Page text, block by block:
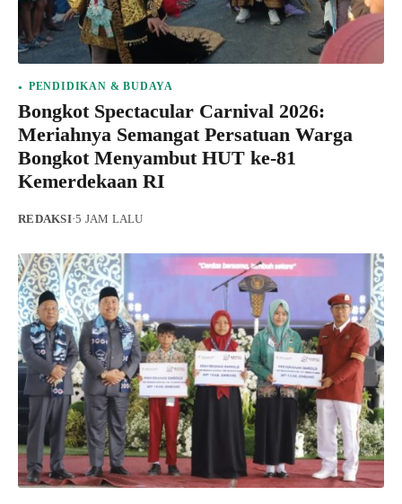
PENDIDIKAN & BUDAYA
Bongkot Spectacular Carnival 2026:
Meriahnya Semangat Persatuan Warga
Bongkot Menyambut HUT ke-81
Kemerdekaan RI
REDAKSI·5 JAM LALU